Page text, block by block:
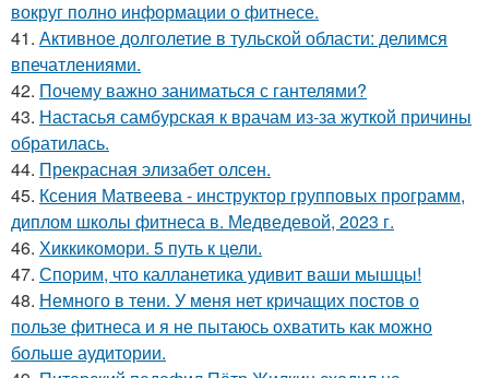
вокруг полно информации о фитнесе.
41. Активное долголетие в тульской области: делимся
впечатлениями.
42. Почему важно заниматься с гантелями?
43. Настасья самбурская к врачам из-за жуткой причины
обратилась.
44. Прекрасная элизабет олсен.
45. Ксения Матвеева - инструктор групповых программ,
диплом школы фитнеса в. Медведевой, 2023 г.
46. Хиккикомори. 5 путь к цели.
47. Спорим, что калланетика удивит ваши мышцы!
48. Немного в тени. У меня нет кричащих постов о
пользе фитнеса и я не пытаюсь охватить как можно
больше аудитории.